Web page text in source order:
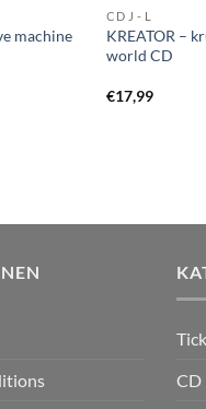
machine
CD J - L
KREATOR –
world CD
€17,99
CD